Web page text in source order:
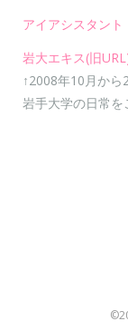
アイアシスタント
岩大エキス(旧
↑2008年10月か
岩手大学の日常を